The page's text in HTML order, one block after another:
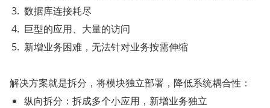
数据库连接耗尽
巨型的应用、大量的访问
新增业务困难，无法针对业务按需伸缩
解决方案就是拆分，将模块独立部署，降低系统耦合性：
纵向拆分：拆成多个小应用，新增业务独立